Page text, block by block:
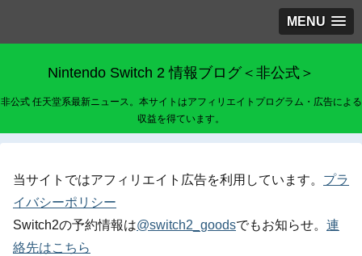
MENU
Nintendo Switch 2 情報ブログ＜非公式＞
非公式 任天堂系最新ニュース。本サイトはアフィリエイトプログラム・広告による
収益を得ています。
当サイトではアフィリエイト広告を利用しています。 プラ
イバシーポリシー
Switch2の予約情報は@switch2_goodsでもお知らせ。 連
絡先はこちら